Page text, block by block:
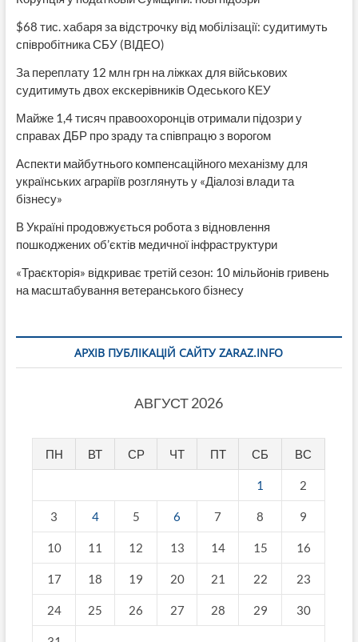
$68 тис. хабаря за відстрочку від мобілізації: судитимуть
співробітника СБУ (ВІДЕО)
За переплату 12 млн грн на ліжках для військових
судитимуть двох екскерівників Одеського КЕУ
Майже 1,4 тисяч правоохоронців отримали підозри у
справах ДБР про зраду та співпрацю з ворогом
Аспекти майбутнього компенсаційного механізму для
українських аграріїв розглянуть у «Діалозі влади та
бізнесу»
В Україні продовжується робота з відновлення
пошкоджених об’єктів медичної інфраструктури
«Траєкторія» відкриває третій сезон: 10 мільйонів гривень
на масштабування ветеранського бізнесу
АРХІВ ПУБЛІКАЦІЙ САЙТУ ZARAZ.INFO
АВГУСТ 2026
ПН ВТ СР ЧТ ПТ СБ ВС
1 2
3 4 5 6 7 8 9
10 11 12 13 14 15 16
17 18 19 20 21 22 23
24 25 26 27 28 29 30